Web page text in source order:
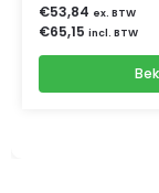
€53,84 ex. BTW
€65,15 incl. BTW